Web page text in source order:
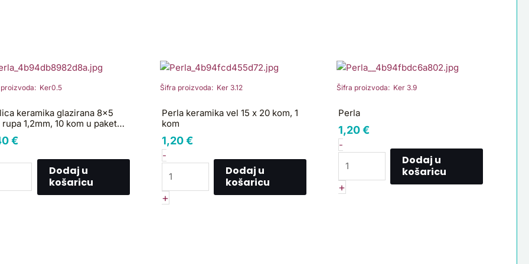
Ker0.5
keramika glazirana 8×5
rupa 1,2mm, 10 kom u paketu,
€
Dodaj u
košaricu
Šifra proizvoda: Ker 3.12
Perla keramika vel 15 x 20 kom, 1
kom
1,20€
-
Perla
keramika
vel
x
20
kom,
1
kom
+
Dodaj u
košaricu
Šifra proizvoda: Ker 3.9
Perla
1,20€
-
Perla
količina
+
Dodaj u
košaricu